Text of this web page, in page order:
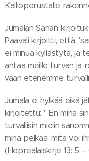
Kallioperustalle
Jumalan Sanan
Paavali kirjoitti, että
ei minua kyllästytä, ja
antaa meille turvan ja
vaan etenemme
Jumala ei hylkää eikä
kirjoitettu: " En minä
turvallisin mielin
minä pelkää; mitä voi
(Heprealaiskirje 13: 5 –